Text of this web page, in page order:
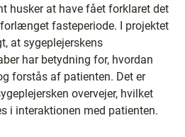
husker at have fået forklaret det
fasteperiode. I projektet
at sygeplejerskens
har betydning for, hvordan
forstås af patienten. Det er
overvejer, hvilket
i interaktionen med patienten.